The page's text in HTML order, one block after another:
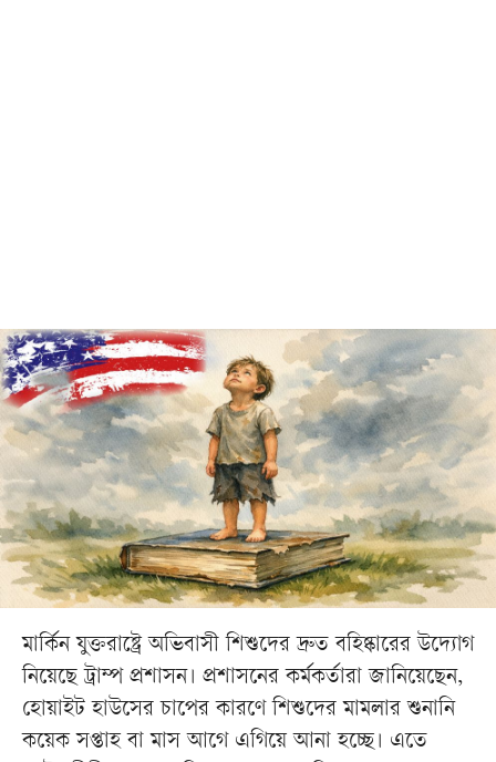
মার্কিন যুক্তরাষ্ট্রে অভিবাসী শিশুদের দ্রুত বহিষ্কারের উদ্যোগ
নিয়েছে ট্রাম্প প্রশাসন। প্রশাসনের কর্মকর্তারা জানিয়েছেন,
হোয়াইট হাউসের চাপের কারণে শিশুদের মামলার শুনানি
কয়েক সপ্তাহ বা মাস আগে এগিয়ে আনা হচ্ছে। এতে